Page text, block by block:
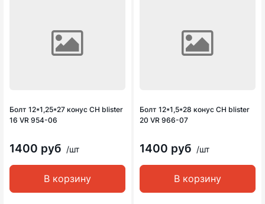
Болт 12*1,25*27 конус CH blister
16 VR 954-06
1400 руб /шт
В корзину
Болт 12*1,5*28 конус CH blister
20 VR 966-07
1400 руб /шт
В корзину